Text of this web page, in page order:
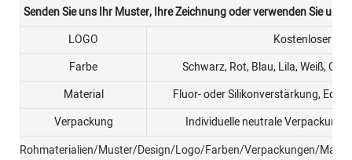
Senden Sie uns Ihr Muster, Ihre Zeichnung oder verwenden Sie
LOGO
Kostenloser
Farbe
Schwarz, Rot, Blau, Lila, Weiß,
Material
Fluor- oder Silikonverstärkung,
Verpackung
Individuelle neutrale Verpackung
Rohmaterialien/Muster/Design/Logo/Farben/Verpackungen/